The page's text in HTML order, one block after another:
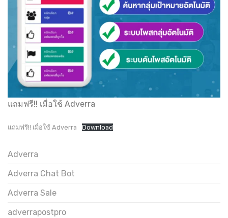
แถมฟรี!! เมื่อใช้ Adverra
แถมฟรี!! เมื่อใช้ Adverra Download
Adverra
Adverra Chat Bot
Adverra Sale
adverrapostpro